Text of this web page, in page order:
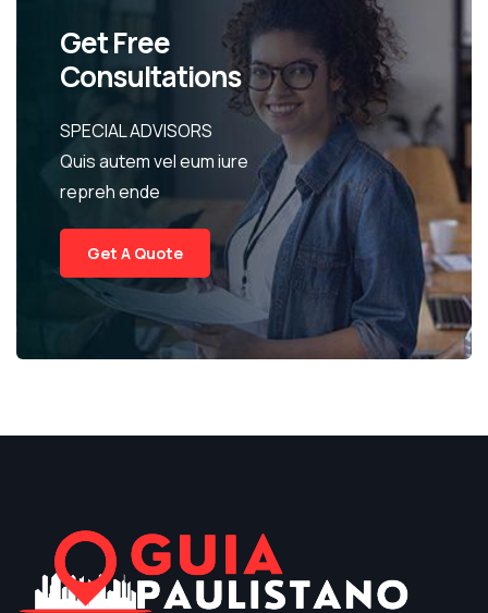
Get Free
Consultations
SPECIAL ADVISORS
Quis autem vel eum iure
repreh ende
Get A Quote